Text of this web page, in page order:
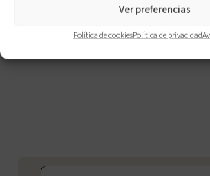
Ver preferencias
Política de cookiesPolítica de privacidad